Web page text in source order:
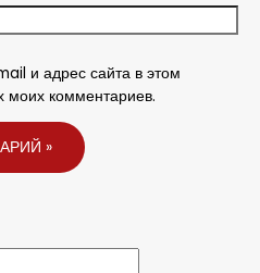
и адрес сайта в этом
моих комментариев.